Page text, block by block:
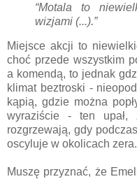
“Motala to
wizjami (...).”
Miejsce akcji to
choć przede wszystkim
a komendą, to jednak
klimat beztroski -
kąpią, gdzie można
wyraziście - ten
rozgrzewają, gdy
oscyluje w okolicach zera.
Muszę przyznać, że